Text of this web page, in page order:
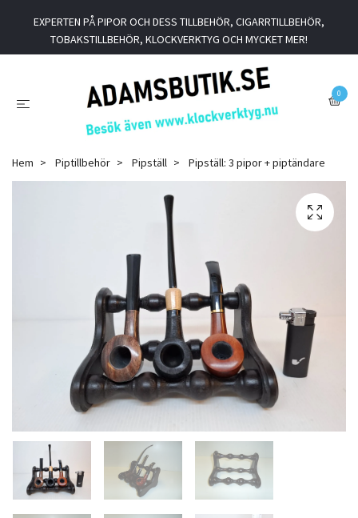
EXPERTEN PÅ PIPOR OCH DESS TILLBEHÖR, CIGARRTILLBEHÖR,
TOBAKSTILLBEHÖR, KLOCKVERKTYG OCH MYCKET MER!
0
Hem Piptillbehör Pipställ Pipställ: 3 pipor + piptändare